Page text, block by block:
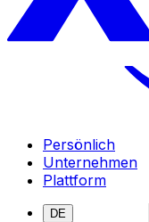
Persönlich
Unternehmen
Plattform
DE